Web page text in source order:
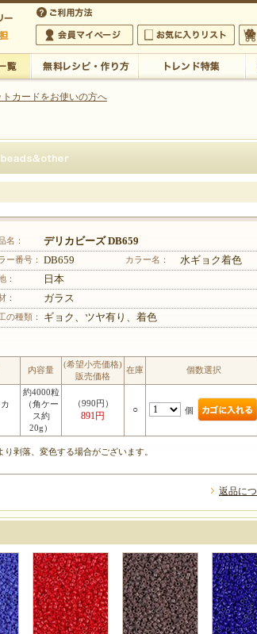
ー 5,000円以上のご注文で送料は当店が負担いたします
料は当店が負担いたします
会員マイページ
お気に入りリスト 大
トカードをお使いの方へ
名： デリカビーズ DB659
ー番号： DB659 カラー名： 水ギョク着色
： 日本
： ガラス
の種類： ギョク、ツヤ有り、着色
内容量
(希望小売価格)
販売価格
在庫 個数選択
カ
約4000粒
（角ケー
ス約
20g）
（990円）
891円
○ 個
剥落、変色する場合がございます。
返品に